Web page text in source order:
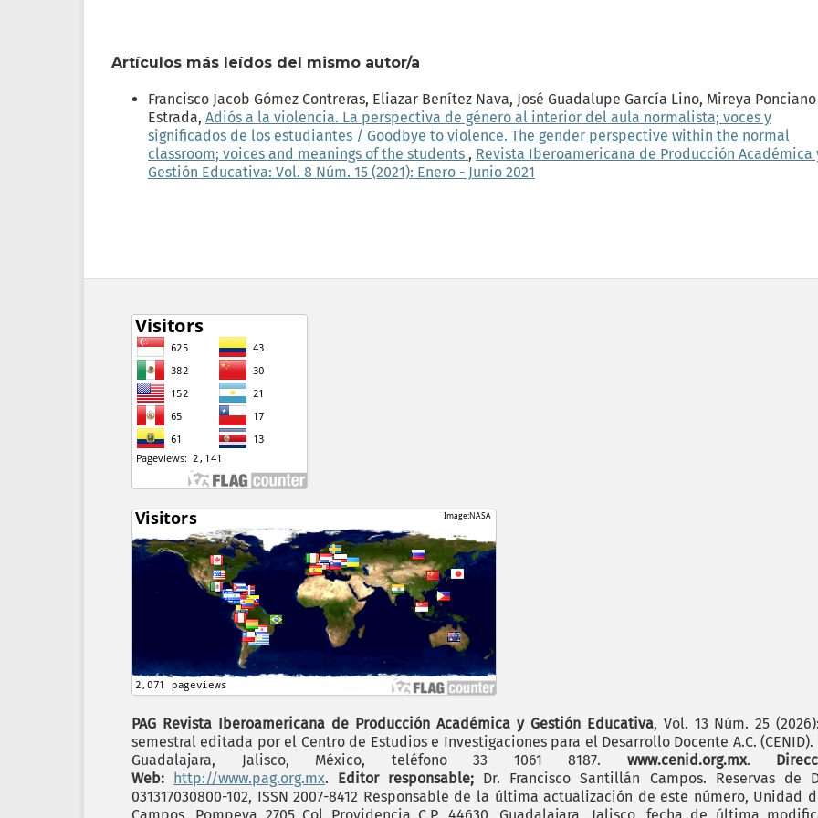
Artículos más leídos del mismo autor/a
Francisco Jacob Gómez Contreras, Eliazar Benítez Nava, José Guadalupe García Lino, Mireya Ponciano
Estrada, Adiós a la violencia. La perspectiva de género al interior del aula normalista; voces y
significados de los estudiantes / Goodbye to violence. The gender perspective within the normal
classroom; voices and meanings of the students , Revista Iberoamericana de Producción Académica
Gestión Educativa: Vol. 8 Núm. 15 (2021): Enero - Junio 2021
PAG Revista Iberoamericana de Producción Académica y Gestión Educativa, Vol. 13 Núm. 25
semestral editada por el Centro de Estudios e Investigaciones para el Desarrollo Docente A.C. (CENID).
Guadalajara, Jalisco, México, teléfono 33 1061 8187. www.cenid.org.mx.
Web: http://www.pag.org.mx. Editor responsable; Dr. Francisco Santillán Campos. Reservas de
031317030800-102, ISSN 2007-8412 Responsable de la última actualización de este número, Unidad